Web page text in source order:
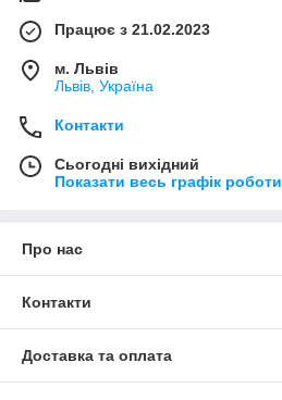
Працює з 21.02.2023
м. Львів
Львів, Україна
Контакти
Сьогодні вихідний
Показати весь графік роботи
Про нас
Контакти
Доставка та оплата